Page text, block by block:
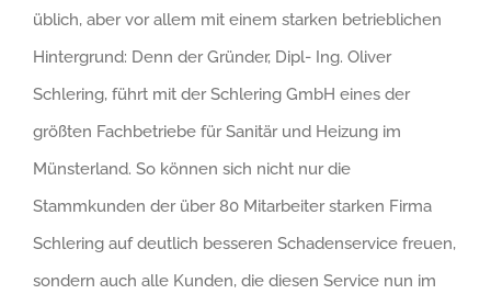
üblich, aber vor allem mit einem starken betrieblichen
Hintergrund: Denn der Gründer, Dipl- Ing. Oliver
Schlering, führt mit der Schlering GmbH eines der
größten Fachbetriebe für Sanitär und Heizung im
Münsterland. So können sich nicht nur die
Stammkunden der über 80 Mitarbeiter starken Firma
Schlering auf deutlich besseren Schadenservice freuen,
sondern auch alle Kunden, die diesen Service nun im